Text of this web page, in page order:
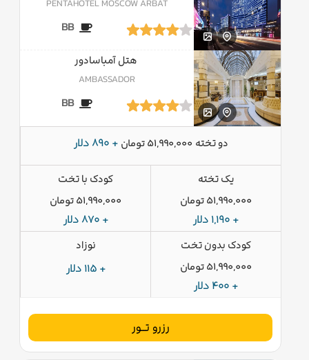
PENTAHOTEL MOSCOW ARBAT
BB
هتل آمباسادور
AMBASSADOR
BB
دو تخته 51,990,000 تومان + 890 دلار
یک تخته
51,990,000 تومان
+ 1,190 دلار
کودک با تخت
51,990,000 تومان
+ 870 دلار
کودک بدون تخت
51,990,000 تومان
+ 400 دلار
نوزاد
+ 115 دلار
رزرو تــور